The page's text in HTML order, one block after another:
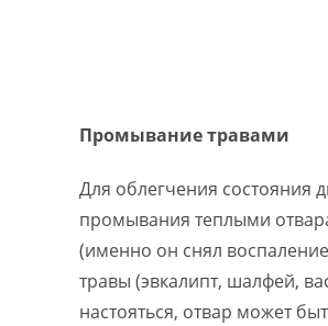
Промывание травами
Для облегчения состояния
промывания теплыми
(именно он снял
травы (эвкалипт, шалфей,
настояться, отвар может